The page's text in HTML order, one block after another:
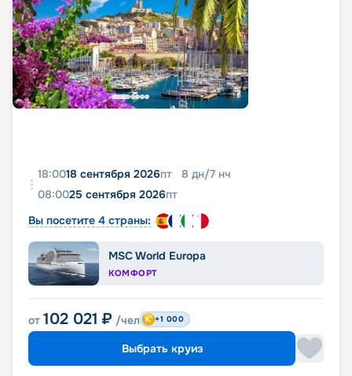
18:0018 сентября 2026пт 8 дн/7 нч
08:0025 сентября 2026пт
Вы посетите 4 страны:
MSC World Europa
КОМФОРТ
от 102 021 ₽ /чел +1 000
Выбрать круиз